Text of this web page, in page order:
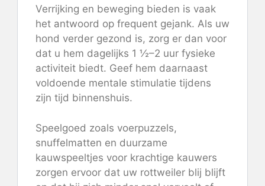
Verrijking en beweging bieden is vaak
het antwoord op frequent gejank. Als uw
hond verder gezond is, zorg er dan voor
dat u hem dagelijks 1 ½–2 uur fysieke
activiteit biedt. Geef hem daarnaast
voldoende mentale stimulatie tijdens
zijn tijd binnenshuis.
Speelgoed zoals voerpuzzels,
snuffelmatten en duurzame
kauwspeeltjes voor krachtige kauwers
zorgen ervoor dat uw rottweiler blij blijft